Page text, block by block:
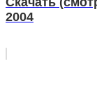
2004